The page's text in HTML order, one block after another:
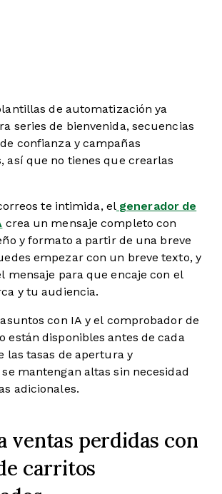
de automatización ya
series de bienvenida, secuencias
confianza y campañas
así que no tienes que crearlas
te intimida, el generador de
crea un mensaje completo con
y formato a partir de una breve
empezar con un breve texto, y
mensaje para que encaje con el
y tu audiencia.
con IA y el comprobador de
están disponibles antes de cada
las tasas de apertura y
mantengan altas sin necesidad
adicionales.
ventas perdidas con
carritos